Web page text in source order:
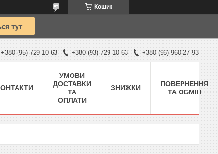
Кошик
+380 (95) 729-10-63 +380 (93) 729-10-63 +380 (96) 960-27-93
УМОВИ
ДОСТАВКИ
ТА
ОПЛАТИ
ЗНИЖКИ
ПОВЕРНЕННЯ
ТА ОБМІН